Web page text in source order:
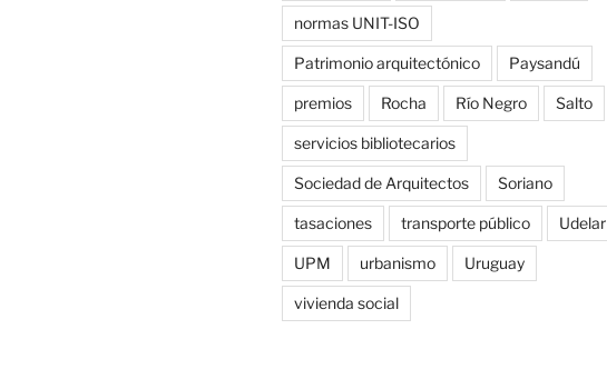
normas UNIT-ISO
Patrimonio arquitectónico Paysandú
premios Rocha Río Negro Salto
servicios bibliotecarios
Sociedad de Arquitectos Soriano
tasaciones transporte público Udelar
UPM urbanismo Uruguay
vivienda social